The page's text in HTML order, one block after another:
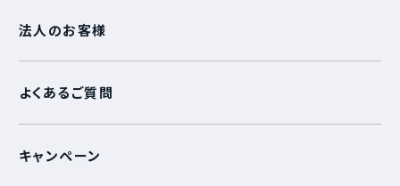
法人のお客様
よくあるご質問
キャンペーン